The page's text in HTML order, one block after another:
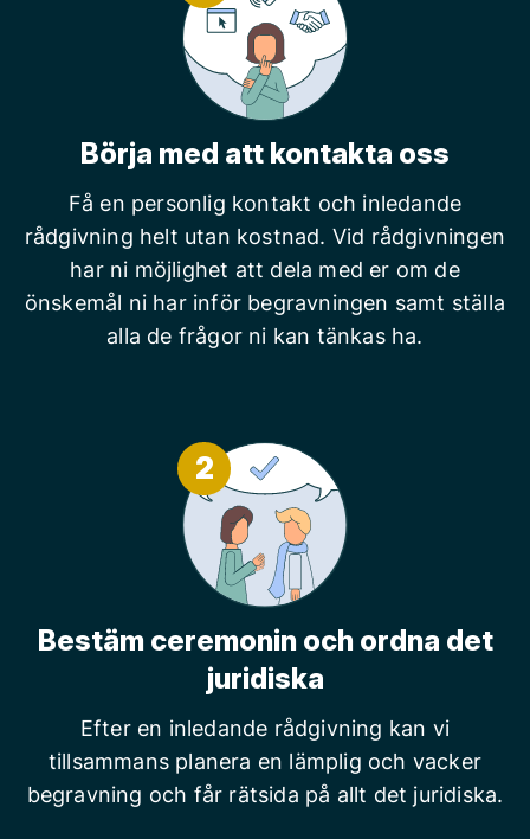
Börja med att kontakta oss
Få en personlig kontakt och inledande
rådgivning helt utan kostnad. Vid rådgivningen
har ni möjlighet att dela med er om de
önskemål ni har inför begravningen samt ställa
alla de frågor ni kan tänkas ha.
2
Bestäm ceremonin och ordna det
juridiska
Efter en inledande rådgivning kan vi
tillsammans planera en lämplig och vacker
begravning och får rätsida på allt det juridiska.